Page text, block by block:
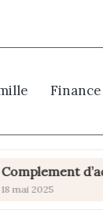
Finance
d’adresse :